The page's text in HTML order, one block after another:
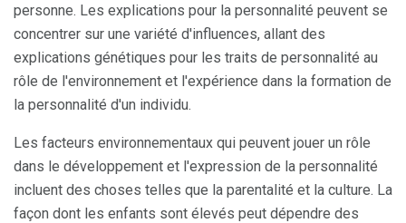
personne. Les explications pour la personnalité peuvent se
concentrer sur une variété d'influences, allant des
explications génétiques pour les traits de personnalité au
rôle de l'environnement et l'expérience dans la formation de
la personnalité d'un individu.
Les facteurs environnementaux qui peuvent jouer un rôle
dans le développement et l'expression de la personnalité
incluent des choses telles que la parentalité et la culture. La
façon dont les enfants sont élevés peut dépendre des